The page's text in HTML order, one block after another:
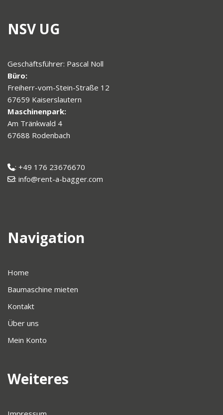
NSV UG
Geschäftsführer: Pascal Noll
Büro:
Freiherr-vom-Stein-Straße 12
67659 Kaiserslautern
Maschinenpark:
Am Tränkwald 4
67688 Rodenbach
: +49 176 23676670
: info@rent-a-bagger.com
Navigation
Home
Baumaschine mieten
Kontakt
Über uns
Mein Konto
Weiteres